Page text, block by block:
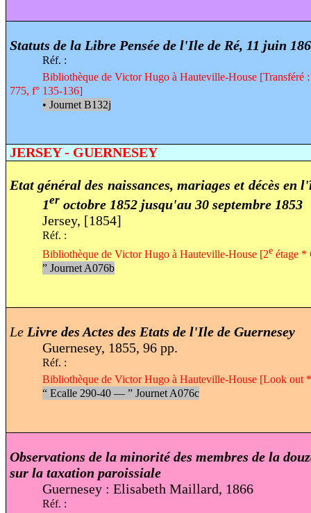
Statuts de la Libre Pensée de l'Ile de Ré, 11 juin
Réf. :
Bibliothèque de Victor Hugo à Hauteville-House [Transféré
775, f° 135-136]
• Journet B132j
JERSEY - GUERNESEY
Etat général des naissances, mariages et décès en
1eroctobre 1852 jusqu'au 30 septembre 1853
Jersey, [1854]
Réf. :
Bibliothèque de Victor Hugo à Hauteville-House [2eétage *
”Journet A076b
Le Livre des Actes des Etats de l'Ile de Guernesey
Guernesey, 1855, 96 pp.
Réf. :
Bibliothèque de Victor Hugo à Hauteville-House [Look out
“Ecalle 290-40 — ”Journet A076c
Observations de la minorité des membres de la
sur la taxation paroissiale
Guernesey : Elisabeth Maillard, 1866
Réf. :